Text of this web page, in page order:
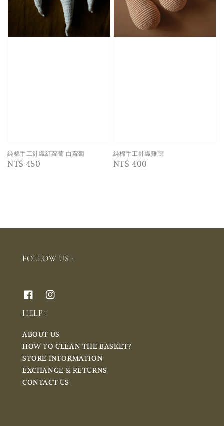
純棉手工針織紅蘿蔔 白蘿蔔
Regular
NT$ 450
純棉手工針織雞腿
Regular
NT$ 400
FOLLOW US :
HELP :
ABOUT US
HOW TO CLEAN THE BASKET?
STORE INFORMATION
EXCHANGE & RETURNS
CONTACT US